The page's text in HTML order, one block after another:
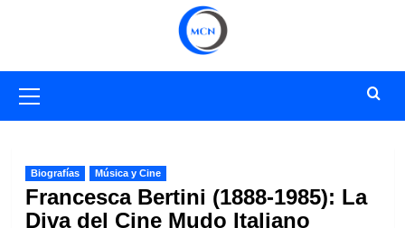
primario
Biografías Música y Cine
Francesca Bertini (1888-1985): La
Diva del Cine Mudo Italiano